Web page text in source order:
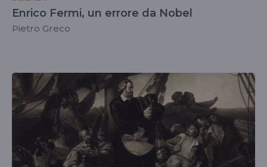
Enrico Fermi, un errore da Nobel
Pietro Greco